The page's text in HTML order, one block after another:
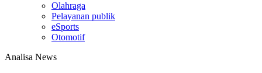
Olahraga
Pelayanan publik
eSports
Otomotif
Analisa News